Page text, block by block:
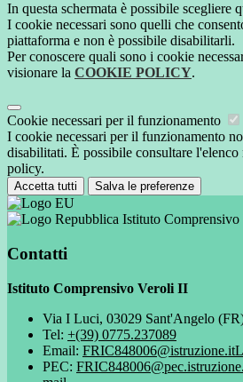
In questa schermata è possibile scegliere
I cookie necessari sono quelli che
piattaforma e non è possibile disabilitarli.
Per conoscere quali sono i cookie
visionare la COOKIE POLICY.
Cookie necessari per il funzionamento
I cookie necessari per il funzionamento
disabilitati. È possibile consultare
policy.
Accetta tutti Salva le preferenze
Istituto
Contatti
Istituto Comprensivo Veroli II
Via I Luci, 03029 Sant'Angelo
Tel: +(39) 0775.237089
Email: FRIC848006@istruzione.it
PEC: